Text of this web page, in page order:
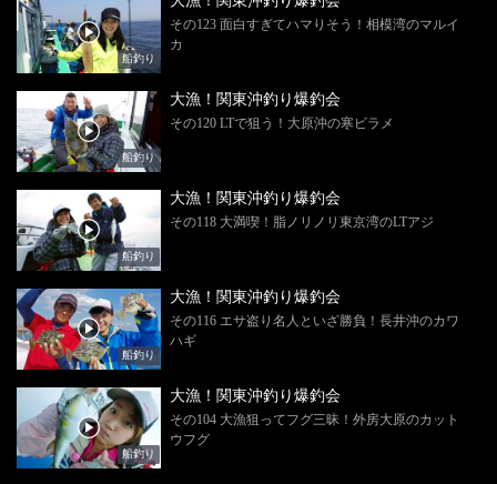
船釣り
その123 面白すぎてハマりそう！相模湾のマルイ
カ
船釣り
大漁！関東沖釣り爆釣会
その120 LTで狙う！大原沖の寒ビラメ
船釣り
大漁！関東沖釣り爆釣会
その118 大満喫！脂ノリノリ東京湾のLTアジ
船釣り
大漁！関東沖釣り爆釣会
その116 エサ盗り名人といざ勝負！長井沖のカワ
ハギ
船釣り
大漁！関東沖釣り爆釣会
その104 大漁狙ってフグ三昧！外房大原のカット
ウフグ